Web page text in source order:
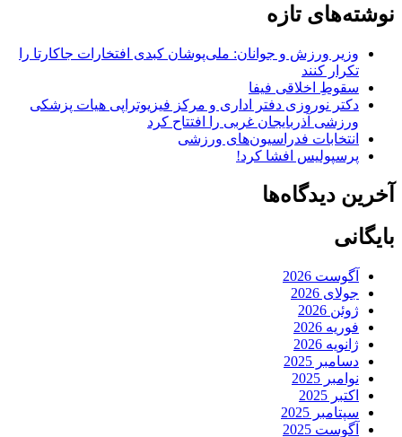
نوشته‌های تازه
وزیر ورزش و جوانان: ملی‌پوشان کبدی افتخارات جاکارتا را
تکرار کنند
سقوطِ اخلاقی فیفا
دکتر نوروزی دفتر اداری و مرکز فیزیوتراپی هیات پزشکی
ورزشی آذربایجان غربی را افتتاح کرد
انتخابات فدراسیون‌های ورزشی
پرسپولیس افشا کرد!
آخرین دیدگاه‌ها
بایگانی
آگوست 2026
جولای 2026
ژوئن 2026
فوریه 2026
ژانویه 2026
دسامبر 2025
نوامبر 2025
اکتبر 2025
سپتامبر 2025
آگوست 2025